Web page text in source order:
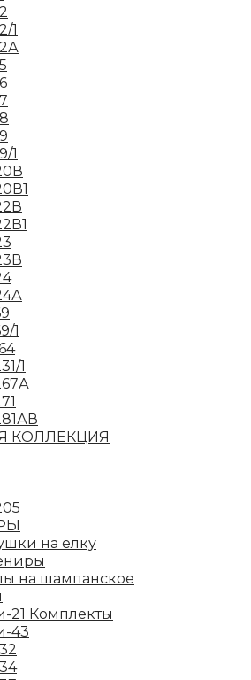
1
1
1
1
КОЛЛЕКЦИЯ
на елку
на шампанское
21 Комплекты
43